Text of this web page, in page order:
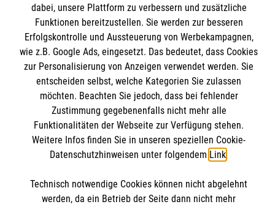
Malteser Grundausbildung
Fachbereich Rettungsdienst
Spenden und Helfen
Die Malteser in Baden-Württemberg
Kontakt
Impressum
Datenschutz
Malteser online
Malteserorden
Malteser Jugend
Malteser International
Mediathek
Spendenkonto
Empfänger: Malteser Hilfsdienst e.V.
BIC: SOLADEST600
Soziale Netzwerke
dabei, unsere Plattform zu verbessern und zusätzliche
Funktionen bereitzustellen. Sie werden zur besseren
Erfolgskontrolle und Aussteuerung von Werbekampagnen,
wie z.B. Google Ads, eingesetzt. Das bedeutet, dass Cookies
zur Personalisierung von Anzeigen verwendet werden. Sie
entscheiden selbst, welche Kategorien Sie zulassen
möchten. Beachten Sie jedoch, dass bei fehlender
Zustimmung gegebenenfalls nicht mehr alle
Funktionalitäten der Webseite zur Verfügung stehen.
Weitere Infos finden Sie in unseren speziellen Cookie-
Datenschutzhinweisen unter folgendem Link.
Technisch notwendige Cookies können nicht abgelehnt
werden, da ein Betrieb der Seite dann nicht mehr